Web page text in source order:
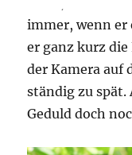
immer, wenn er
er ganz kurz
der Kamera auf
ständig zu spät.
Geduld doch